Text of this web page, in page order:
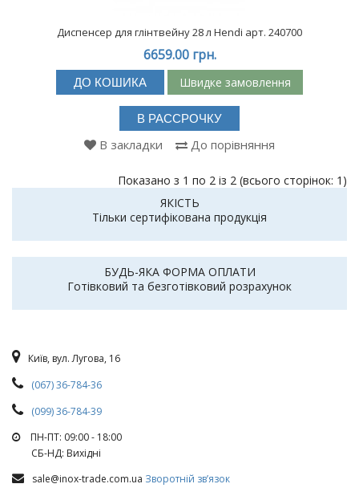
Диспенсер для глінтвейну 28 л Hendi арт. 240700
6659.00 грн.
ДО КОШИКА Швидке замовлення
В РАССРОЧКУ
В закладки До порівняння
Показано з 1 по 2 із 2 (всього сторінок: 1)
ЯКІСТЬ
Тільки сертифікована продукція
БУДЬ-ЯКА ФОРМА ОПЛАТИ
Готівковий та безготівковий розрахунок
Київ, вул. Лугова, 16
(067) 36-784-36
(099) 36-784-39
ПН-ПТ: 09:00 - 18:00
СБ-НД: Вихiднi
sale@inox-trade.com.ua Зворотній зв’язок